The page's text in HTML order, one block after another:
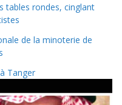
tables rondes, cinglant
de la minoterie de
Tanger